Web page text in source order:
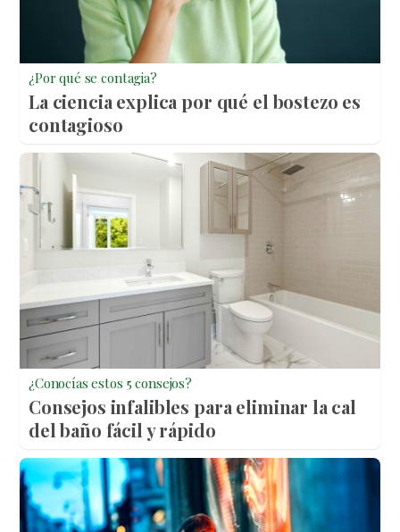
¿Por qué se contagia?
La ciencia explica por qué el bostezo es
contagioso
¿Conocías estos 5 consejos?
Consejos infalibles para eliminar la cal
del baño fácil y rápido